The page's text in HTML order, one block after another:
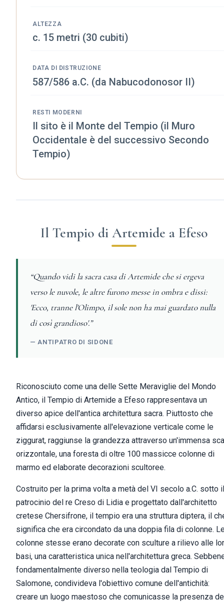
ALTEZZA
c. 15 metri (30 cubiti)
DATA DI DISTRUZIONE
587/586 a.C. (da Nabucodonosor II)
RESTI MODERNI
Il sito è il Monte del Tempio (il Muro
Occidentale è del successivo Secondo
Tempio)
Il Tempio di Artemide a Efeso
“Quando vidi la sacra casa di Artemide che si ergeva
verso le nuvole, le altre furono messe in ombra e dissi:
'Ecco, tranne l'Olimpo, il sole non ha mai guardato nulla
di così grandioso'.”
— ANTIPATRO DI SIDONE
Riconosciuto come una delle Sette Meraviglie del Mondo
Antico, il Tempio di Artemide a Efeso rappresentava un
diverso apice dell'antica architettura sacra. Piuttosto che
affidarsi esclusivamente all'elevazione verticale come le
ziggurat, raggiunse la grandezza attraverso un'immensa
orizzontale, una foresta di oltre 100 massicce colonne di
marmo ed elaborate decorazioni scultoree.
Costruito per la prima volta a metà del VI secolo a.C. sotto il
patrocinio del re Creso di Lidia e progettato dall'architetto
cretese Chersifrone, il tempio era una struttura diptera, il
significa che era circondato da una doppia fila di colonne.
colonne stesse erano decorate con sculture a rilievo alle
basi, una caratteristica unica nell'architettura greca.
fondamentalmente diverso nella teologia dal Tempio di
Salomone, condivideva l'obiettivo comune dell'antichità:
creare un luogo maestoso che comunicasse la presenza